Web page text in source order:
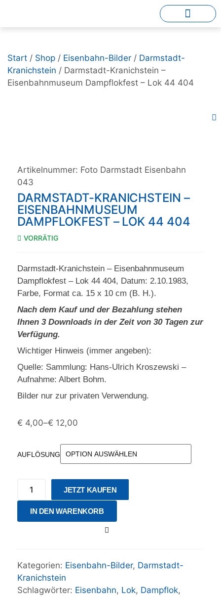
Start / Shop / Eisenbahn-Bilder / Darmstadt-
Kranichstein / Darmstadt-Kranichstein –
Eisenbahnmuseum Dampflokfest – Lok 44 404
Artikelnummer: Foto Darmstadt Eisenbahn
043
DARMSTADT-KRANICHSTEIN –
EISENBAHNMUSEUM
DAMPFLOKFEST – LOK 44 404
VORRÄTIG
Darmstadt-Kranichstein – Eisenbahnmuseum
Dampflokfest – Lok 44 404, Datum: 2.10.1983,
Farbe, Format ca. 15 x 10 cm (B. H.).
Nach dem Kauf und der Bezahlung stehen
Ihnen 3 Downloads in der Zeit von 30 Tagen zur
Verfügung.
Wichtiger Hinweis (immer angeben):
Quelle: Sammlung: Hans-Ulrich Kroszewski –
Aufnahme: Albert Bohm.
Bilder nur zur privaten Verwendung.
€ 4,00–€ 12,00
AUFLÖSUNG
JETZT KAUFEN
IN DEN WARENKORB
Kategorien: Eisenbahn-Bilder, Darmstadt-
Kranichstein
Schlagwörter: Eisenbahn, Lok, Dampflok,